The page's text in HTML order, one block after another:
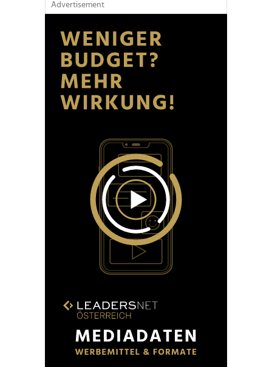
Advertisement